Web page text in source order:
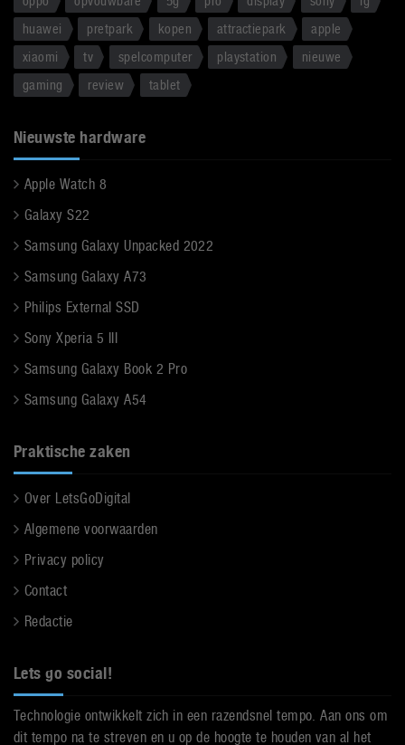
huawei
pretpark kopen attractiepark
apple
xiaomi
tv spelcomputer playstation
nieuwe
gaming
review tablet
Nieuwste hardware
Apple Watch 8
Galaxy S22
Samsung Galaxy Unpacked 2022
Samsung Galaxy A73
Philips External SSD
Sony Xperia 5 III
Samsung Galaxy Book 2 Pro
Samsung Galaxy A54
Praktische zaken
Over LetsGoDigital
Algemene voorwaarden
Privacy policy
Contact
Redactie
Lets go social!
Technologie ontwikkelt zich in een razendsnel tempo. Aan ons om
dit tempo na te streven en u op de hoogte te houden van al het